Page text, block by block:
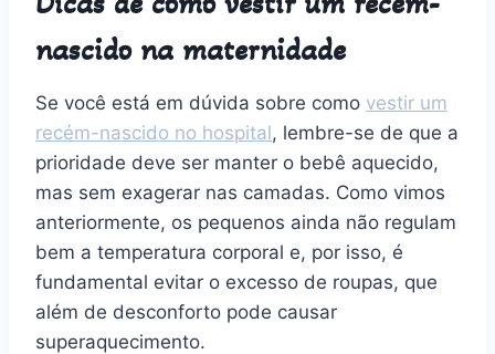
nascido na maternidade
Se você está em dúvida sobre como vestir um
recém-nascido no hospital, lembre-se de que a
prioridade deve ser manter o bebê aquecido,
mas sem exagerar nas camadas. Como vimos
anteriormente, os pequenos ainda não regulam
bem a temperatura corporal e, por isso, é
fundamental evitar o excesso de roupas, que
além de desconforto pode causar
superaquecimento.